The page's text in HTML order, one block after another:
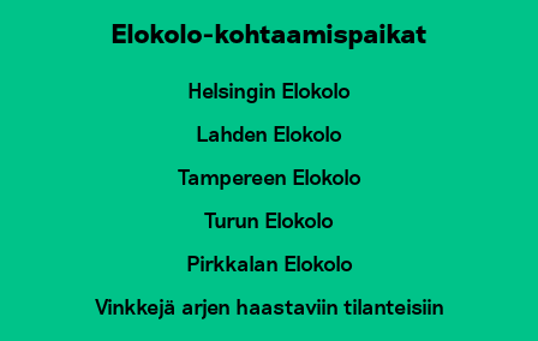
Elokolo-kohtaamispaikat
Helsingin Elokolo
Lahden Elokolo
Tampereen Elokolo
Turun Elokolo
Pirkkalan Elokolo
Vinkkejä arjen haastaviin tilanteisiin